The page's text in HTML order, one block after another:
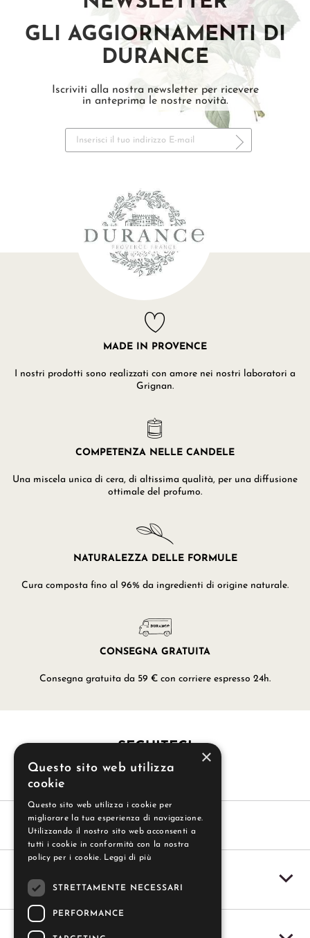
GLI AGGIORNAMENTI DI
DURANCE
Iscriviti alla nostra newsletter per ricevere
in anteprima le nostre novità.
MADE IN PROVENCE
I nostri prodotti sono realizzati con amore nei nostri laboratori a
Grignan.
COMPETENZA NELLE CANDELE
Una miscela unica di cera, di altissima qualità, per una diffusione
ottimale del profumo.
NATURALEZZA DELLE FORMULE
Cura composta fino al 96% da ingredienti di origine naturale.
CONSEGNA GRATUITA
Consegna gratuita da 59 € con corriere espresso 24h.
SEGUITECI
SERVIZIO CLIENTI
×
Questo sito web utilizza
cookie
Questo sito web utilizza i cookie per
migliorare la tua esperienza di navigazione.
Utilizzando il nostro sito web acconsenti a
tutti i cookie in conformità con la nostra
policy per i cookie. Leggi di più
STRETTAMENTE NECESSARI
PERFORMANCE